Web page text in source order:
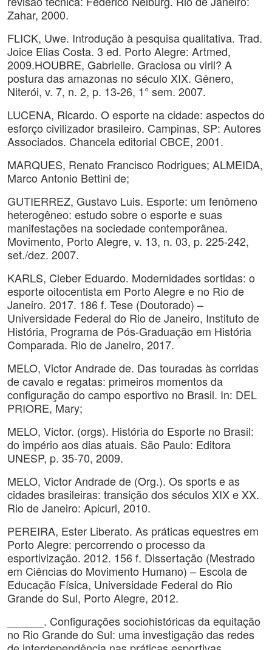
Zahar, 2000.
FLICK, Uwe. Introdução à pesquisa qualitativa. Trad.
Joice Elias Costa. 3 ed. Porto Alegre: Artmed,
2009.HOUBRE, Gabrielle. Graciosa ou viril? A
postura das amazonas no século XIX. Gênero,
Niterói, v. 7, n. 2, p. 13-26, 1° sem. 2007.
LUCENA, Ricardo. O esporte na cidade: aspectos do
esforço civilizador brasileiro. Campinas, SP: Autores
Associados. Chancela editorial CBCE, 2001.
MARQUES, Renato Francisco Rodrigues; ALMEIDA,
Marco Antonio Bettini de;
GUTIERREZ, Gustavo Luis. Esporte: um fenômeno
heterogêneo: estudo sobre o esporte e suas
manifestações na sociedade contemporânea.
Movimento, Porto Alegre, v. 13, n. 03, p. 225-242,
set./dez. 2007.
KARLS, Cleber Eduardo. Modernidades sortidas: o
esporte oitocentista em Porto Alegre e no Rio de
Janeiro. 2017. 186 f. Tese (Doutorado) –
Universidade Federal do Rio de Janeiro, Instituto de
História, Programa de Pós-Graduação em História
Comparada. Rio de Janeiro, 2017.
MELO, Victor Andrade de. Das touradas às corridas
de cavalo e regatas: primeiros momentos da
configuração do campo esportivo no Brasil. In: DEL
PRIORE, Mary;
MELO, Victor. (orgs). História do Esporte no Brasil:
do império aos dias atuais. São Paulo: Editora
UNESP, p. 35-70, 2009.
MELO, Victor Andrade de (Org.). Os sports e as
cidades brasileiras: transição dos séculos XIX e XX.
Rio de Janeiro: Apicuri, 2010.
PEREIRA, Ester Liberato. As práticas equestres em
Porto Alegre: percorrendo o processo da
esportivização. 2012. 156 f. Dissertação (Mestrado
em Ciências do Movimento Humano) – Escola de
Educação Física, Universidade Federal do Rio
Grande do Sul, Porto Alegre, 2012.
______. Configurações sociohistóricas da equitação
no Rio Grande do Sul: uma investigação das redes